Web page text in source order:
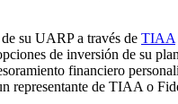
su UARP a través de TIAA
de inversión de su
financiero
representante de TIAA o